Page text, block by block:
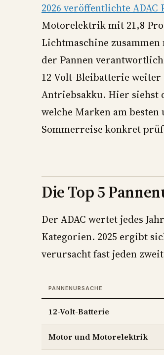
2026 veröffentlichte
Motorelektrik mit 21,8
Lichtmaschine
der Pannen
12-Volt-Bleibatterie
Antriebsakku. Hier siehst
welche Marken am
Sommerreise konkret
Die Top 5
Der ADAC wertet jedes
Kategorien. 2025 ergibt
verursacht fast jeden
PANNENURSACHE
12-Volt-Batterie
Motor und Motorelektrik